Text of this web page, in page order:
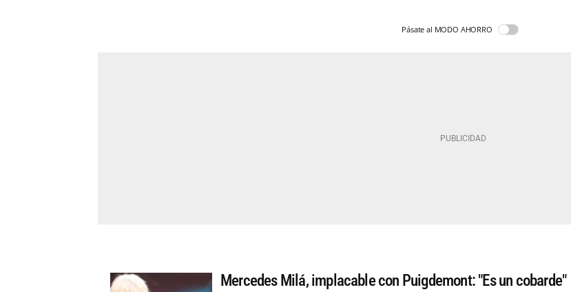
Pásate al MODO AHORRO
Mercedes Milá, implacable con Puigdemont: "Es un cobarde"